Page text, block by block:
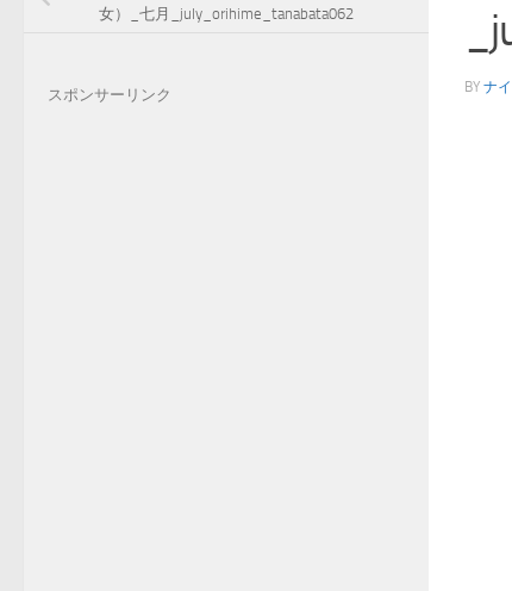
BY ナ
女）_七月_july_orihime_tanabata062
スポンサーリンク